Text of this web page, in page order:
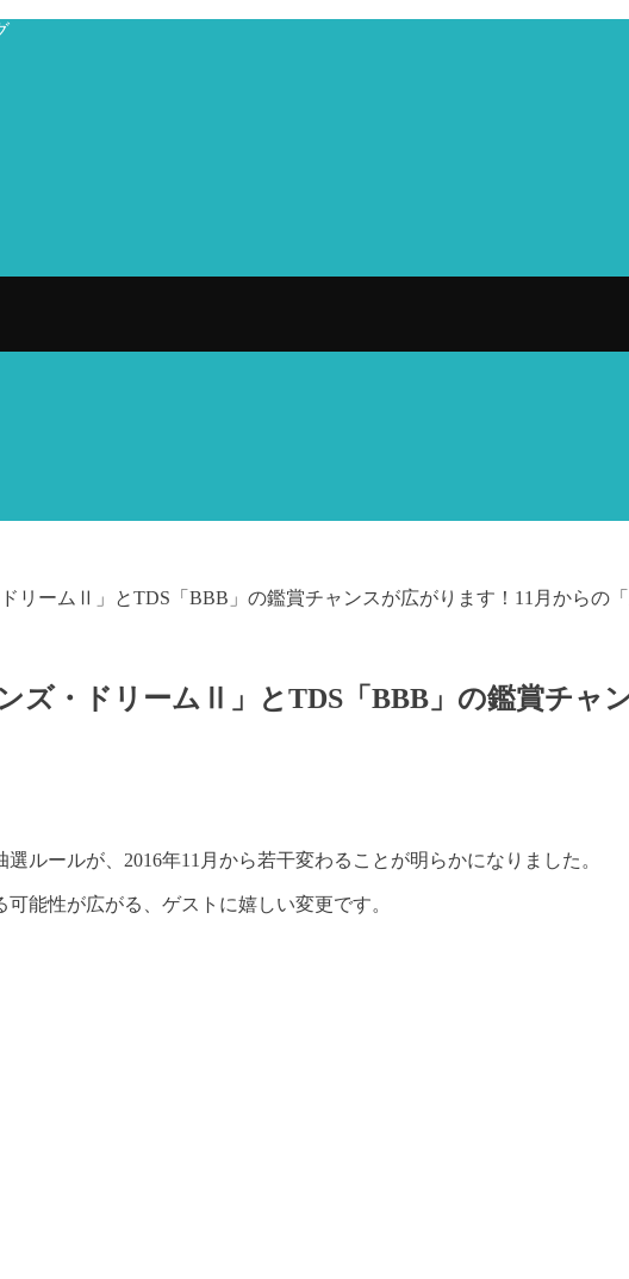
リームⅡ」とTDS「BBB」の鑑賞チャンスが広がります！11月からの
ズ・ドリームⅡ」とTDS「BBB」の鑑賞チャ
ルールが、2016年11月から若干変わることが明らかになりました。
能性が広がる、ゲストに嬉しい変更です。